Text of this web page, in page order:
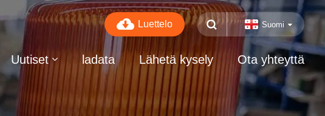
Suomi
Luettelo
Uutiset ladata Lähetä kysely Ota yhteyttä